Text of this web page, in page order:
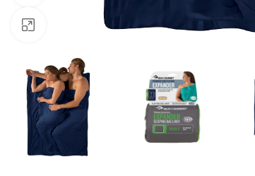
Klicken zum Vergrössern